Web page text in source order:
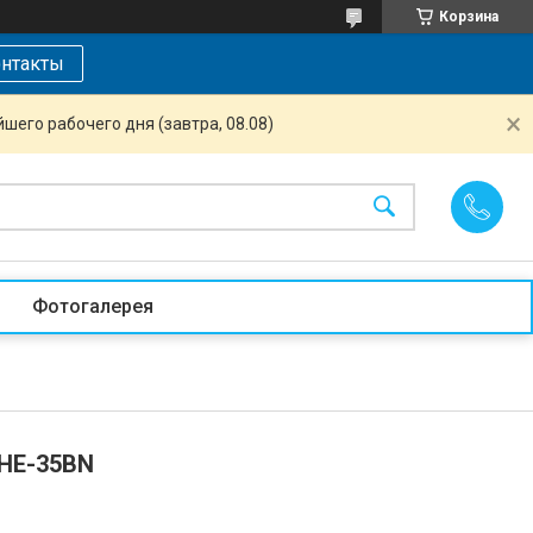
Корзина
рабочего дня (завтра, 08.08)
Фотогалерея
35BN